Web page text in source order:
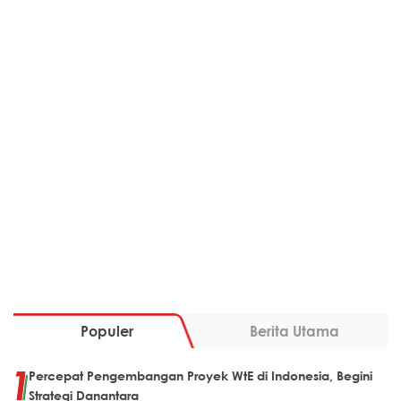
Populer Berita Utama
Percepat Pengembangan Proyek WtE di Indonesia, Begini
Strategi Danantara